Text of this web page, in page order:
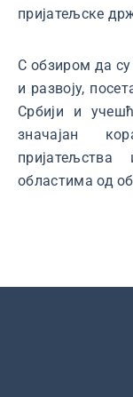
пријатељске
С обзиром да
и развоју,
Србији и
значајан
областима од